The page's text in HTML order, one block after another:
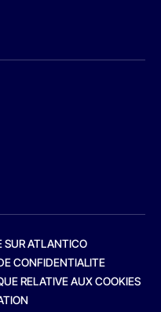
SUR ATLANTICO
CONFIDENTIALITE
RELATIVE AUX COOKIES